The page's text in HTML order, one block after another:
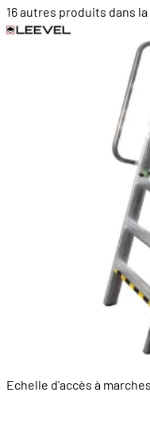
16 autres produits dans
Echelle d'accès à